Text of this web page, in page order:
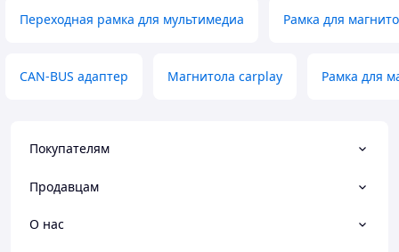
Переходная рамка для мультимедиа Рамка для
CAN-BUS адаптер Магнитола carplay Рамка для
Покупателям
Продавцам
О нас